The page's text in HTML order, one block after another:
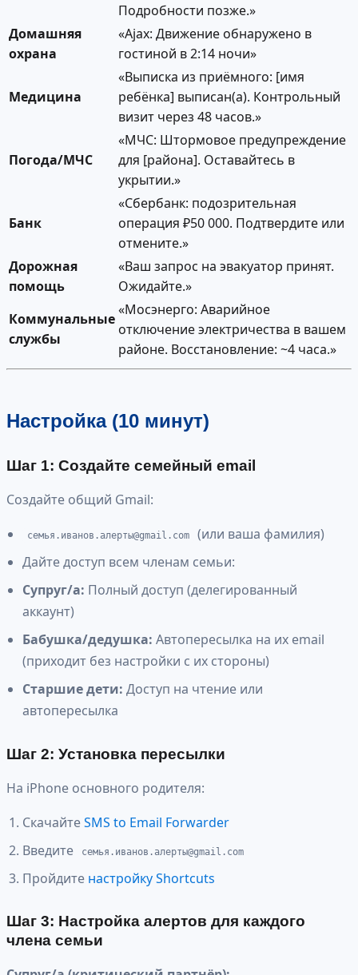
Подробности позже.»
Домашняя
охрана
«Ajax: Движение обнаружено в
гостиной в 2:14 ночи»
Медицина
«Выписка из приёмного: [имя
ребёнка] выписан(а). Контрольный
визит через 48 часов.»
Погода/МЧС
«МЧС: Штормовое предупреждение
для [района]. Оставайтесь в
укрытии.»
Банк
«Сбербанк: подозрительная
операция ₽50 000. Подтвердите или
отмените.»
Дорожная
помощь
«Ваш запрос на эвакуатор принят.
Ожидайте.»
Коммунальные
службы
«Мосэнерго: Аварийное
отключение электричества в вашем
районе. Восстановление: ~4 часа.»
Настройка (10 минут)
Шаг 1: Создайте семейный email
Создайте общий Gmail:
семья.иванов.алерты@gmail.com
(или ваша фамилия)
Дайте доступ всем членам семьи:
Супруг/а: Полный доступ (делегированный
аккаунт)
Бабушка/дедушка: Автопересылка на их email
(приходит без настройки с их стороны)
Старшие дети: Доступ на чтение или
автопересылка
Шаг 2: Установка пересылки
На iPhone основного родителя:
СкачайтеSMS to Email Forwarder
Введите
семья.иванов.алерты@gmail.com
Пройдите настройку Shortcuts
Шаг 3: Настройка алертов для каждого
члена семьи